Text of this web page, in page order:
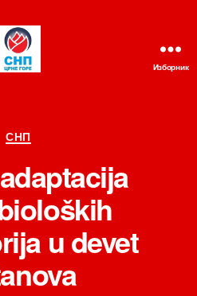
Изборник
Категорије
СНП
u devet